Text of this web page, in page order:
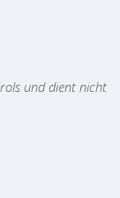
und dient nicht